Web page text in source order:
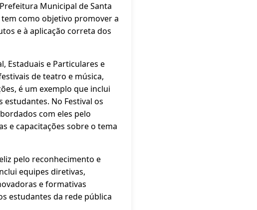
Municipal de Santa
tem como objetivo promover a
e à aplicação correta dos
Estaduais e Particulares e
de teatro e música,
é um exemplo que inclui
No Festival os
com eles pelo
e capacitações sobre o tema
pelo reconhecimento e
equipes diretivas,
e formativas
estudantes da rede pública